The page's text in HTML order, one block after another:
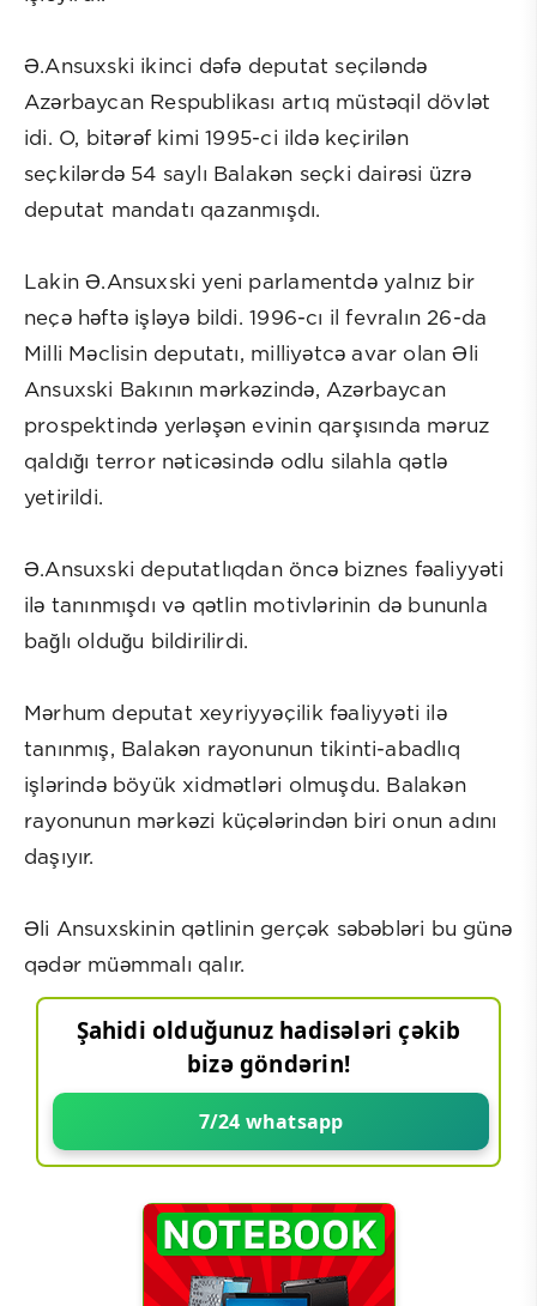
Ə.Ansuxski ikinci dəfə deputat seçiləndə
Azərbaycan Respublikası artıq müstəqil dövlət
idi. O, bitərəf kimi 1995-ci ildə keçirilən
seçkilərdə 54 saylı Balakən seçki dairəsi üzrə
deputat mandatı qazanmışdı.
Lakin Ə.Ansuxski yeni parlamentdə yalnız bir
neçə həftə işləyə bildi. 1996-cı il fevralın 26-da
Milli Məclisin deputatı, milliyətcə avar olan Əli
Ansuxski Bakının mərkəzində, Azərbaycan
prospektində yerləşən evinin qarşısında məruz
qaldığı terror nəticəsində odlu silahla qətlə
yetirildi.
Ə.Ansuxski deputatlıqdan öncə biznes fəaliyyəti
ilə tanınmışdı və qətlin motivlərinin də bununla
bağlı olduğu bildirilirdi.
Mərhum deputat xeyriyyəçilik fəaliyyəti ilə
tanınmış, Balakən rayonunun tikinti-abadlıq
işlərində böyük xidmətləri olmuşdu. Balakən
rayonunun mərkəzi küçələrindən biri onun adını
daşıyır.
Əli Ansuxskinin qətlinin gerçək səbəbləri bu günə
qədər müəmmalı qalır.
Şahidi olduğunuz hadisələri çəkib
bizə göndərin!
7/24 whatsapp